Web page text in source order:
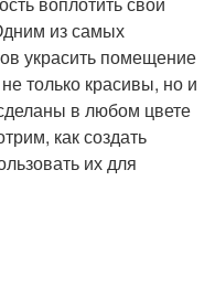
из самых
украсить помещение
только красивы, но и
в любом цвете
как создать
их для